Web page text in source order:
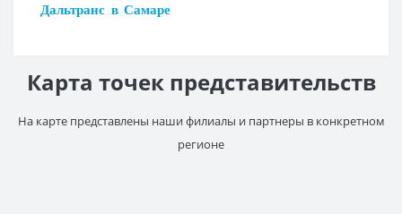
Дальтранс в Самаре
Карта точек представительств
На карте представлены наши филиалы и партнеры в конкретном
регионе